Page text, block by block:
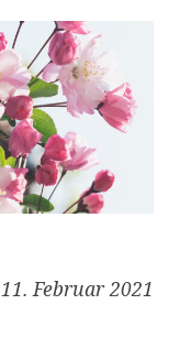
11. Februar 2021